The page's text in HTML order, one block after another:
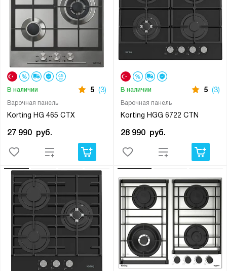
Варочная панель
Korting HG 465 CTX
В наличии 5 (3)
27 990 руб.
Варочная панель
Korting HGG 6722 CTN
В наличии 5 (3)
28 990 руб.